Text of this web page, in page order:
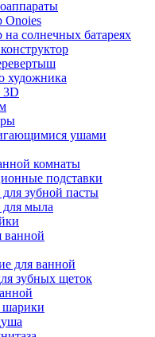
Onoies
на солнечных батареях
художника
3D
ушами
комнаты
подставки
зубной пасты
мыла
ванной
для ванной
зубных щеток
шарики